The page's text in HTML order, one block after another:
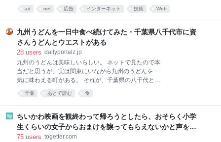
た。 怪しい広告。"Start Chat"ボタンだけ異常に眩しい
これはHDR画像が通常の画像よりも明るい色を表示で
異常に眩しいショート動画が流れてくるでしょ、あれ
のことです。 スマホのカメラでできるHDR合成とは別
物なので注意。あれは露出を変えながら複数の写真を
SDRかHDRかは関係ない。 このスパム広告の存在に
は以前から気づいていたけど、MacBookのディスプレ
イで日本のサイトを閲覧するときくらいしか遭遇しな
いので、「悪賢いな〜」と思うくらいで気に留めてい
ad net 広告 インターネット 技術 Web
九州うどんを一日中食べ続けてみた・千葉県八千代市に資
さんうどんとウエストがある
28 users dailyportalz.jp
九州のうどんは美味しいらしい。 ネットで見たので本
当だと思うが、実は関東にいながら九州のうどんを一
気に味わえる町がある。 それが、千葉県の八千代とい
う所なのだが、なんだかそこに、九州の人気うどんチ
ェーン店が集結してしまっているのであった。 では今
中満喫してみたいと思うよ！ 親と犬も道連れで。 多
摩在住のイラストライター。諸メディアにおいて、フ
マジメなイラストや文章を描くことを専門としながら
千葉 あとで読む 食
ちいかわ映画を観終わって帰ろうとしたら、おそらく小学
生くらいの女子からおまけを譲ってもらえないかと声をか
けられたが、おっさんはこのように返答しました
75 users togetter.com